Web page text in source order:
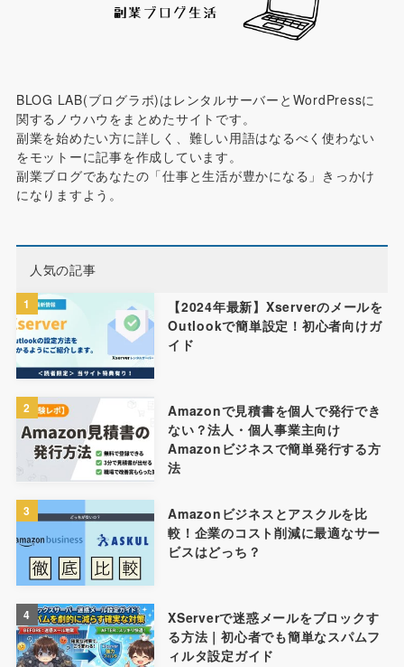
BLOG LAB(ブログラボ)はレンタルサーバーとWordPressに
関するノウハウをまとめたサイトです。
副業を始めたい方に詳しく、難しい用語はなるべく使わない
をモットーに記事を作成しています。
副業ブログであなたの「仕事と生活が豊かになる」きっかけ
になりますよう。
人気の記事
1
【2024年最新】Xserverのメールを
Outlookで簡単設定！初心者向けガ
イド
2
Amazonで見積書を個人で発行でき
ない？法人・個人事業主向け
Amazonビジネスで簡単発行する方
法
3
Amazonビジネスとアスクルを比
較！企業のコスト削減に最適なサー
ビスはどっち？
4
XServerで迷惑メールをブロックす
る方法｜初心者でも簡単なスパムフ
ィルタ設定ガイド